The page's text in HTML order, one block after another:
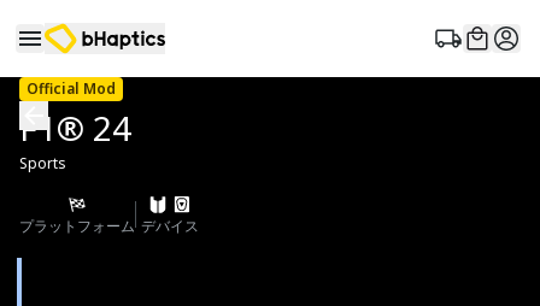
Official Mod
F1® 24
Sports
プラットフォーム デバイス